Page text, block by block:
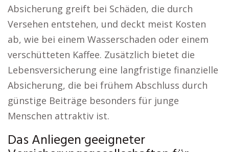
Absicherung greift bei Schäden, die durch
Versehen entstehen, und deckt meist Kosten
ab, wie bei einem Wasserschaden oder einem
verschütteten Kaffee. Zusätzlich bietet die
Lebensversicherung eine langfristige finanzielle
Absicherung, die bei frühem Abschluss durch
günstige Beiträge besonders für junge
Menschen attraktiv ist.
Das Anliegen geeigneter